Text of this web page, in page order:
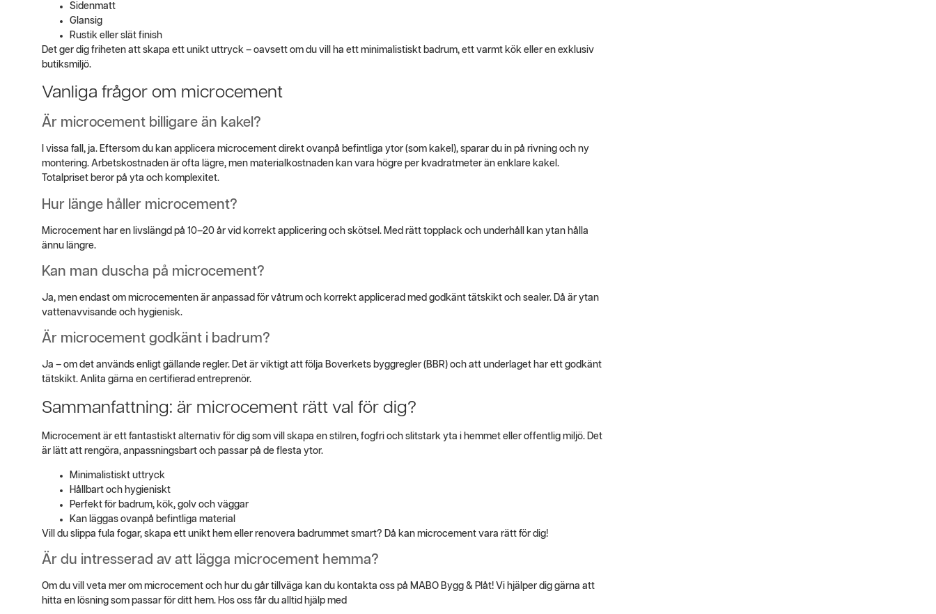
Sidenmatt
Glansig
Rustik eller slät finish
Det ger dig friheten att skapa ett unikt uttryck – oavsett om du vill ha ett minimalistiskt badrum, ett varmt kök eller en exklusiv
butiksmiljö.
Vanliga frågor om microcement
Är microcement billigare än kakel?
I vissa fall, ja. Eftersom du kan applicera microcement direkt ovanpå befintliga ytor (som kakel), sparar du in på rivning och ny
montering. Arbetskostnaden är ofta lägre, men materialkostnaden kan vara högre per kvadratmeter än enklare kakel.
Totalpriset beror på yta och komplexitet.
Hur länge håller microcement?
Microcement har en livslängd på 10–20 år vid korrekt applicering och skötsel. Med rätt topplack och underhåll kan ytan hålla
ännu längre.
Kan man duscha på microcement?
Ja, men endast om microcementen är anpassad för våtrum och korrekt applicerad med godkänt tätskikt och sealer. Då är ytan
vattenavvisande och hygienisk.
Är microcement godkänt i badrum?
Ja – om det används enligt gällande regler. Det är viktigt att följa Boverkets byggregler (BBR) och att underlaget har ett godkänt
tätskikt. Anlita gärna en certifierad entreprenör.
Sammanfattning: är microcement rätt val för dig?
Microcement är ett fantastiskt alternativ för dig som vill skapa en stilren, fogfri och slitstark yta i hemmet eller offentlig miljö. Det
är lätt att rengöra, anpassningsbart och passar på de flesta ytor.
Minimalistiskt uttryck
Hållbart och hygieniskt
Perfekt för badrum, kök, golv och väggar
Kan läggas ovanpå befintliga material
Vill du slippa fula fogar, skapa ett unikt hem eller renovera badrummet smart? Då kan microcement vara rätt för dig!
Är du intresserad av att lägga microcement hemma?
Om du vill veta mer om microcement och hur du går tillväga kan du kontakta oss på MABO Bygg & Plåt! Vi hjälper dig gärna att
hitta en lösning som passar för ditt hem. Hos oss får du alltid hjälp med